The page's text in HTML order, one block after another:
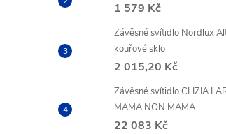
1 579 Kč
Závěsné svítidlo Nordlux
kouřové sklo
2 015,20 Kč
Závěsné svítidlo CLIZIA
MAMA NON MAMA
22 083 Kč